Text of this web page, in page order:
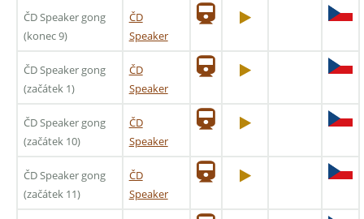
ČD Speaker gong
(konec 9)
ČD
Speaker
ČD Speaker gong
(začátek 1)
ČD
Speaker
ČD Speaker gong
(začátek 10)
ČD
Speaker
ČD Speaker gong
(začátek 11)
ČD
Speaker